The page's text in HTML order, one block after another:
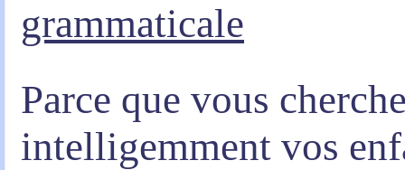
grammaticale
Parce que vous
intelligemment vos